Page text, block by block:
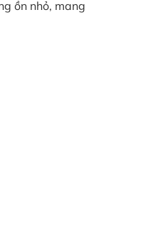
ồn nhỏ, mang